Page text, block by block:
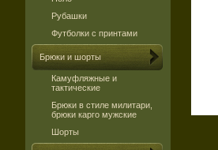
Рубашки
Футболки с принтами
Брюки и шорты
Камуфляжные и
тактические
Брюки в стиле милитари,
брюки карго мужские
Шорты